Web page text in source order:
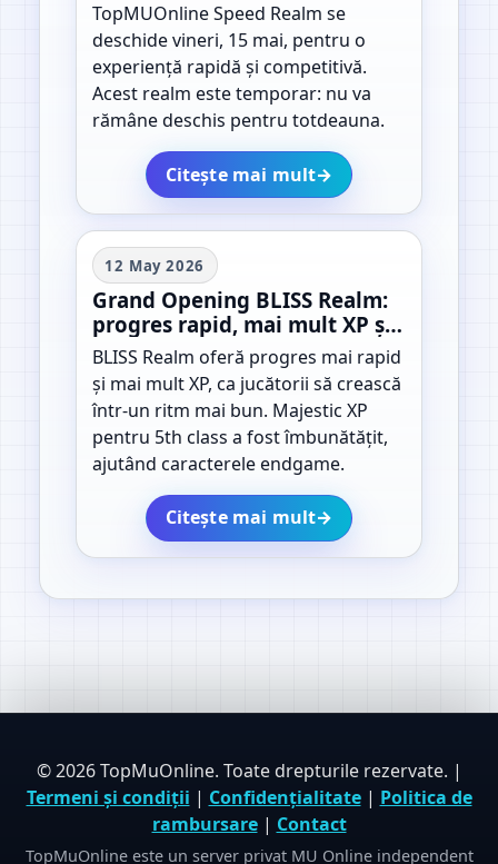
TopMUOnline Speed Realm se
deschide vineri, 15 mai, pentru o
experiență rapidă și competitivă.
Acest realm este temporar: nu va
rămâne deschis pentru totdeauna.
Citește mai mult→
12 May 2026
Grand Opening BLISS Realm:
progres rapid, mai mult XP și
dropuri mai bune
BLISS Realm oferă progres mai rapid
și mai mult XP, ca jucătorii să crească
într-un ritm mai bun. Majestic XP
pentru 5th class a fost îmbunătățit,
ajutând caracterele endgame.
Citește mai mult→
© 2026 TopMuOnline. Toate drepturile rezervate. |
Termeni și condiții | Confidențialitate| Politica de
rambursare| Contact
TopMuOnline este un server privat MU Online independent